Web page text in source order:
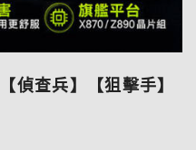
偵查兵】【狙擊手】